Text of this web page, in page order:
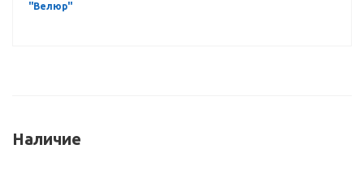
"Велюр"
Наличие